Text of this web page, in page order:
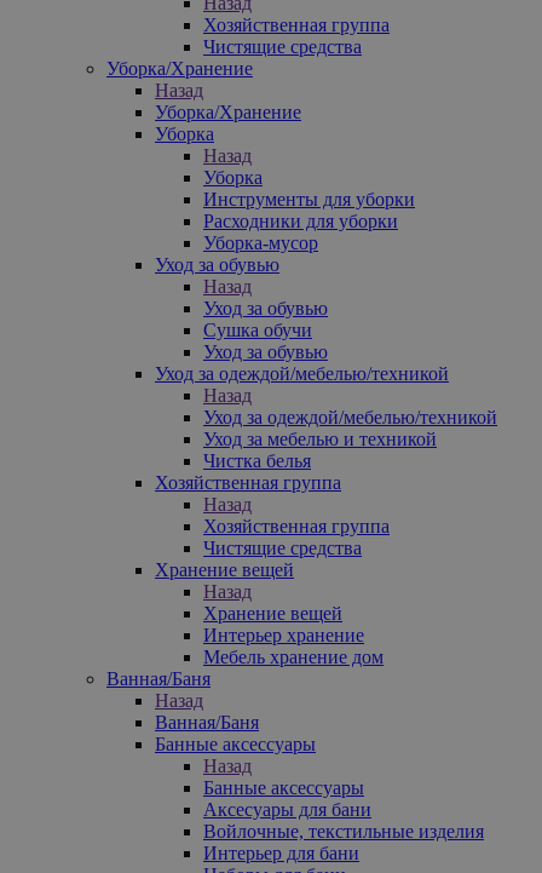
Хозяйственная группа
Чистящие средства
Уборка/Хранение
Назад
Уборка/Хранение
Уборка
Назад
Уборка
Инструменты для уборки
Расходники для уборки
Уборка-мусор
Уход за обувью
Назад
Уход за обувью
Сушка обучи
Уход за обувью
Уход за одеждой/мебелью/техникой
Назад
Уход за одеждой/мебелью/техникой
Уход за мебелью и техникой
Чистка белья
Хозяйственная группа
Назад
Хозяйственная группа
Чистящие средства
Хранение вещей
Назад
Хранение вещей
Интерьер хранение
Мебель хранение дом
Ванная/Баня
Назад
Ванная/Баня
Банные аксессуары
Назад
Банные аксессуары
Аксесуары для бани
Войлочные, текстильные изделия
Интерьер для бани